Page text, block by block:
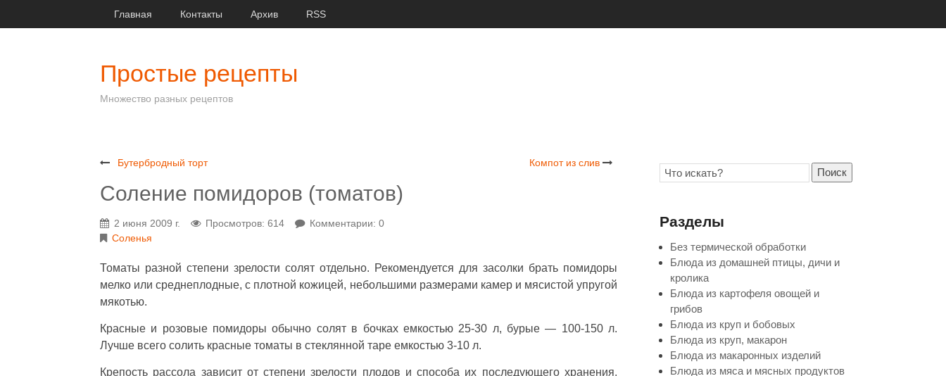
Главная Контакты Архив RSS
Простые рецепты
Множество разных рецептов
Бутербродный торт Компот из слив
Соление помидоров (томатов)
2 июня 2009 г. Просмотров: 614
Комментарии: 0
Соленья
Томаты разной степени зрелости солят отдельно. Рекомендуется для засолки брать помидоры
мелко или среднеплодные, с плотной кожицей, небольшими размерами камер и мясистой упругой
мякотью.
Красные и розовые помидоры обычно солят в бочках емкостью 25-30 л, бурые — 100-150 л.
Лучше всего солить красные томаты в стеклянной таре емкостью 3-10 л.
Крепость рассола зависит от степени зрелости плодов и способа их последующего хранения.
Поиск
Разделы
Без термической обработки
Блюда из домашней птицы, дичи и
кролика
Блюда из картофеля овощей и
грибов
Блюда из круп и бобовых
Блюда из круп, макарон
Блюда из макаронных изделий
Блюда из мяса и мясных продуктов